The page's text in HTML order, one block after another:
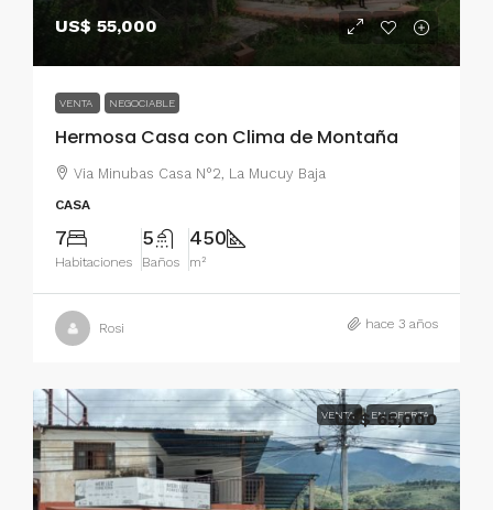
US$ 55,000
VENTA NEGOCIABLE
Hermosa Casa con Clima de Montaña
Via Minubas Casa N°2, La Mucuy Baja
CASA
7
Habitaciones
5
Baños
450
m²
Rosi hace 3 años
VENTA EN OFERTA
US$ 65,000